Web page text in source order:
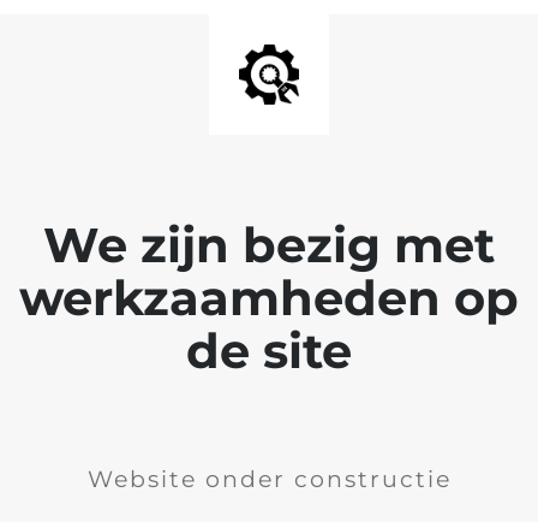
We zijn bezig met
werkzaamheden op
de site
Website onder constructie